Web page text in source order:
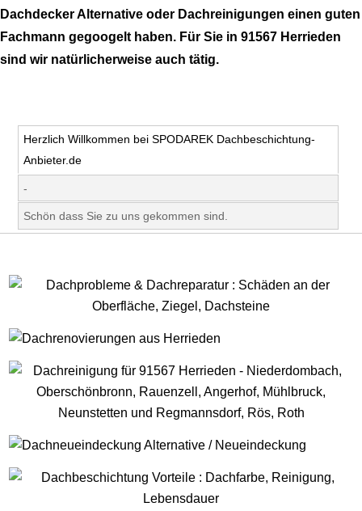
Dachdecker Alternative oder Dachreinigungen einen guten
Fachmann gegoogelt haben. Für Sie in 91567 Herrieden
sind wir natürlicherweise auch tätig.
Herzlich Willkommen bei SPODAREK Dachbeschichtung-
Anbieter.de
-
Schön dass Sie zu uns gekommen sind.